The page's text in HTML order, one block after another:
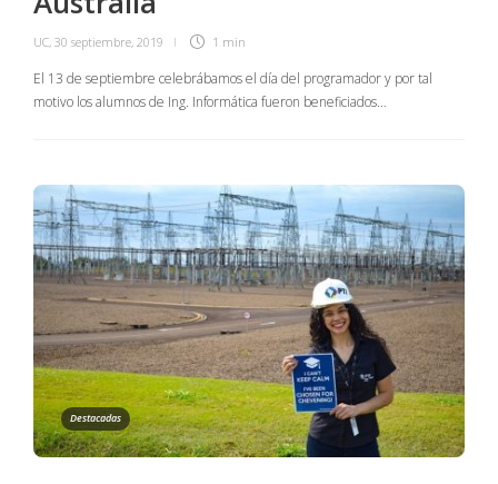
UC, 30 septiembre, 2019 1 min
El 13 de septiembre celebrábamos el día del programador y por tal
motivo los alumnos de Ing. Informática fueron beneficiados…
Destacadas